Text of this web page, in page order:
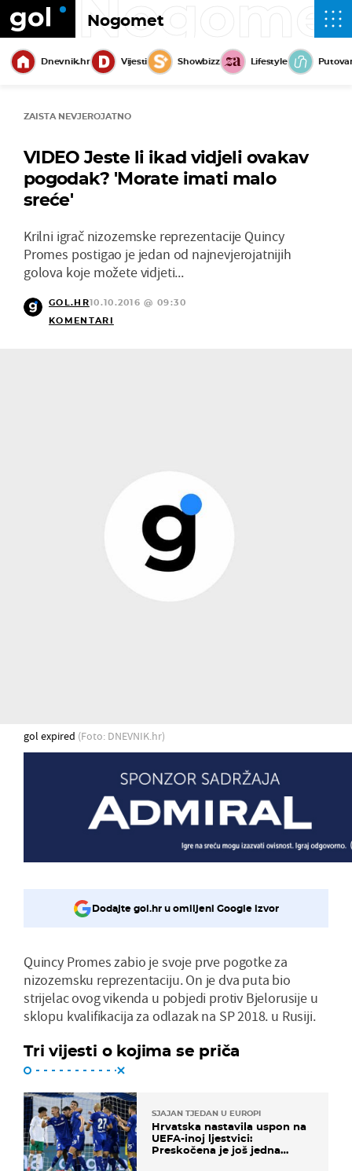
Nogomet
Dnevnik.hr Vijesti Showbizz Lifestyle
ZAISTA NEVJEROJATNO
VIDEO Jeste li ikad vidjeli ovakav
pogodak? 'Morate imati malo
sreće'
Krilni igrač nizozemske reprezentacije Quincy
Promes postigao je jedan od najnevjerojatnijih
golova koje možete vidjeti...
GOL.HR10.10.2016 @ 09:30
KOMENTARI
gol expired (Foto: DNEVNIK.hr)
Dodajte gol.hr u omiljeni Google izvor
Quincy Promes zabio je svoje prve pogotke za
nizozemsku reprezentaciju. On je dva puta bio
strijelac ovog vikenda u pobjedi protiv Bjelorusije u
sklopu kvalifikacija za odlazak na SP 2018. u Rusiji.
Tri vijesti o kojima se priča
SJAJAN TJEDAN U EUROPI
Hrvatska nastavila uspon na
UEFA-inoj ljestvici:
Preskočena je još jedna